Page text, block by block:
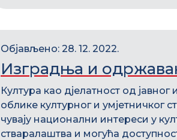
Објављено: 28. 12. 2022.
Изградња и
Култура као дјелатност од јавног
облике културног и умјетничког
чувају национални интереси у
стваралаштва и могућа